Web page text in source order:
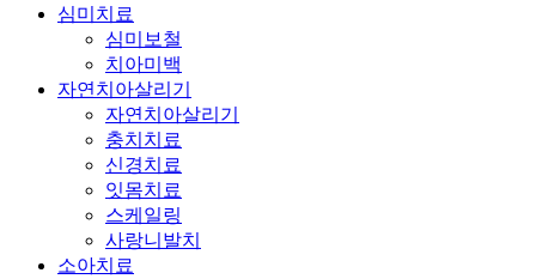
심미치료
심미보철
치아미백
자연치아살리기
자연치아살리기
충치치료
신경치료
잇몸치료
스케일링
사랑니발치
소아치료